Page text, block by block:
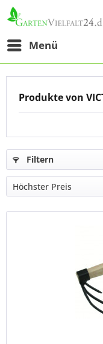
Menü
Produkte von
Filtern